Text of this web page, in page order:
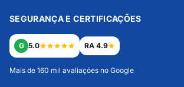
SEGURANÇA E CERTIFICAÇÕES
G 5.0 RA 4.9
Mais de 160 mil avaliações no Google